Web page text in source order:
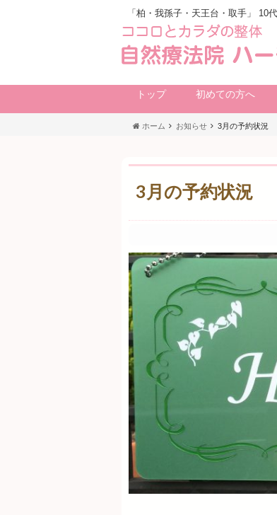
「柏・我孫子・天王台・取手」
トップ 初めての方へ
ホーム お知らせ 3月の予約状況
3月の予約状況